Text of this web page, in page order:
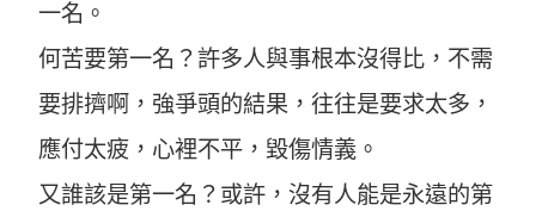
一名。
何苦要第一名？許多人與事根本沒得比，不需
要排擠啊，強爭頭的結果，往往是要求太多，
應付太疲，心裡不平，毀傷情義。
又誰該是第一名？或許，沒有人能是永遠的第